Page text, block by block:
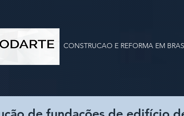
CONSTRUCAO E REFORMA EM